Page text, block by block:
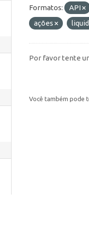
Formatos: API
ações
Por favor tente
Você também pode